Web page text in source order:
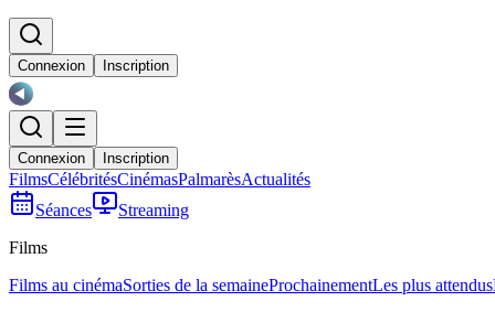
Connexion Inscription
Connexion Inscription
FilmsCélébritésCinémasPalmarèsActualités
Séances
Streaming
Films
Films au cinémaSorties de la semaineProchainementLes plus attendus